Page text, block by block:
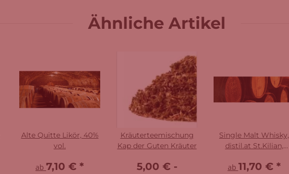
Ähnliche Artikel
Alte Quitte Likör, 40%
vol.
ab 7,10 € *
Kräuterteemischung
Kap der Guten Kräuter
5,00 € -
Single Malt Whisky,
distil.at St.Kilian,
ab 11,70 € *